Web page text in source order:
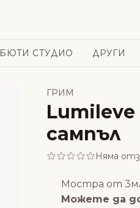
БЮТИ СТУДИО ДРУГИ
ГРИМ
сампъл
Няма
Мостра от
Можете да